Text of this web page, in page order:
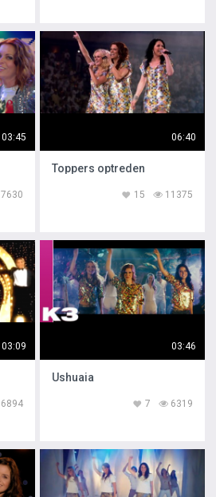
03:45
7630
06:40
Toppers optreden
11375
15
03:09
6894
03:46
Ushuaia
6319
7